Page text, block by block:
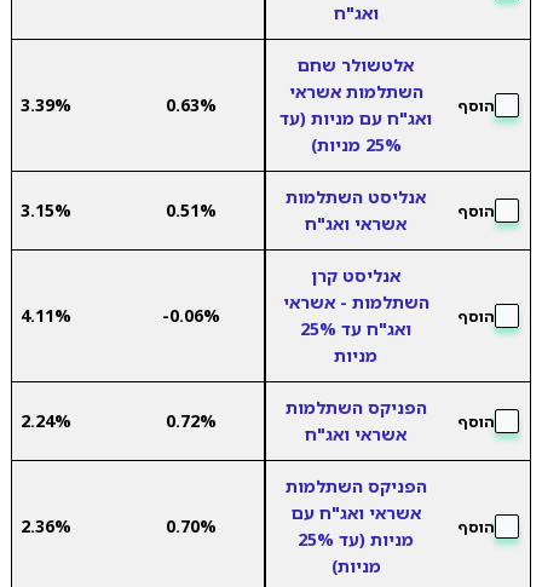
ואג"ח
הוסף
אלטשולר שחם
השתלמות אשראי
ואג"ח עם מניות (עד
25% מניות)
0.63%
3.39%
הוסף
אנליסט השתלמות
אשראי ואג"ח
0.51%
3.15%
הוסף
אנליסט קרן
השתלמות - אשראי
ואג"ח עד 25%
מניות
-0.06%
4.11%
הוסף
הפניקס השתלמות
אשראי ואג"ח
0.72%
2.24%
הוסף
הפניקס השתלמות
אשראי ואג"ח עם
מניות (עד 25%
מניות)
0.70%
2.36%